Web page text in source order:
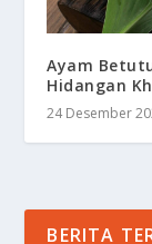
Ayam
Hidangan
24 Desember
BERITA